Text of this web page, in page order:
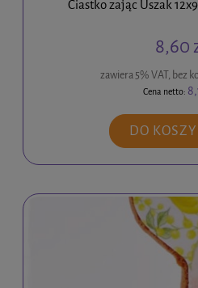
Ciastko zając Uszak
8,60
zawiera 5% VAT, bez
Cena netto:
DO